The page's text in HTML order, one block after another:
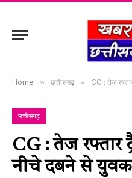
Home » छत्तीसगढ़ » CG : तेज रफ्तार
छत्तीसगढ़
CG : तेज रफ्तार
नीचे दबने से युवक